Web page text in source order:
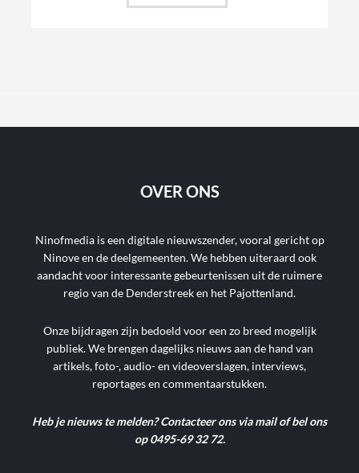
OVER ONS
Ninofmedia is een digitale nieuwszender, vooral gericht op
Ninove en de deelgemeenten. We hebben uiteraard ook
aandacht voor interessante gebeurtenissen uit de ruimere
regio van de Denderstreek en het Pajottenland.
Onze bijdragen zijn bedoeld voor een zo breed mogelijk
publiek. We brengen dagelijks nieuws aan de hand van
artikels, foto-, audio- en videoverslagen, interviews,
reportages en commentaarstukken.
Heb je nieuws te melden? Contacteer ons via mail of bel ons
op 0495-69 32 72.